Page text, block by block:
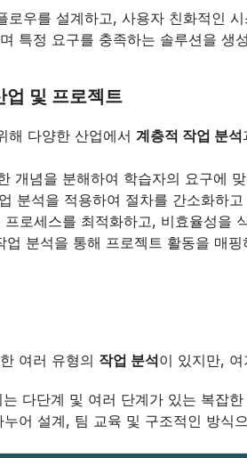
로우를 설계하고, 사용자 친화적인
특정 요구를 충족하는 솔루션을 생
업 및 프로젝트
해 다양한 산업에서 계층적 작업 분석
개념을 분해하여 학습자의 요구에
분석을 적용하여 절차를 간소화하
프로세스를 최적화하고, 비효율성을
업 분석을 통해 프로젝트 활동을 매
여러 유형의 작업 분석이 있지만,
는 다단계 및 여러 단계가 있는 복잡
어 설계, 팀 교육 및 구조적인 방식